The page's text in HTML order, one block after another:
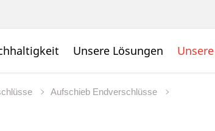
Unsere Lösungen
Aufschieb Endverschlüsse